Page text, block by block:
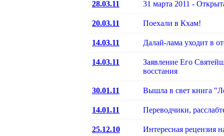
28.03.11 31 марта 2011 -
20.03.11 Поехали в Кхам!
14.03.11 Далай-лама уходит в
14.03.11
Заявление Его
восстания
30.01.11 Вышла в свет книга
14.01.11 Переводчики,
25.12.10 Интересная рецензия